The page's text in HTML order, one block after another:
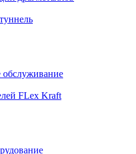
обслуживание
FLex Kraft